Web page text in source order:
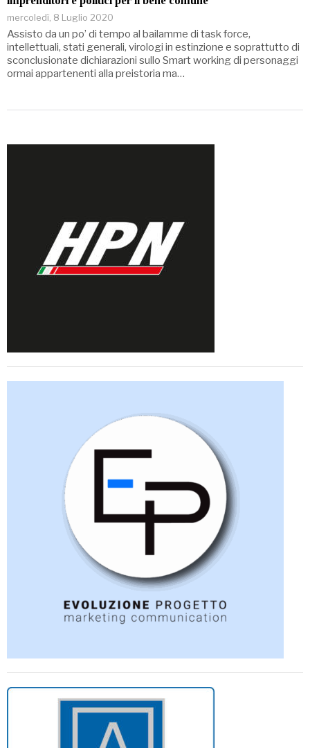
mercoledì, 8 Luglio 2020
Assisto da un po’ di tempo al bailamme di task force,
intellettuali, stati generali, virologi in estinzione e soprattutto di
sconclusionate dichiarazioni sullo Smart working di personaggi
ormai appartenenti alla preistoria ma…